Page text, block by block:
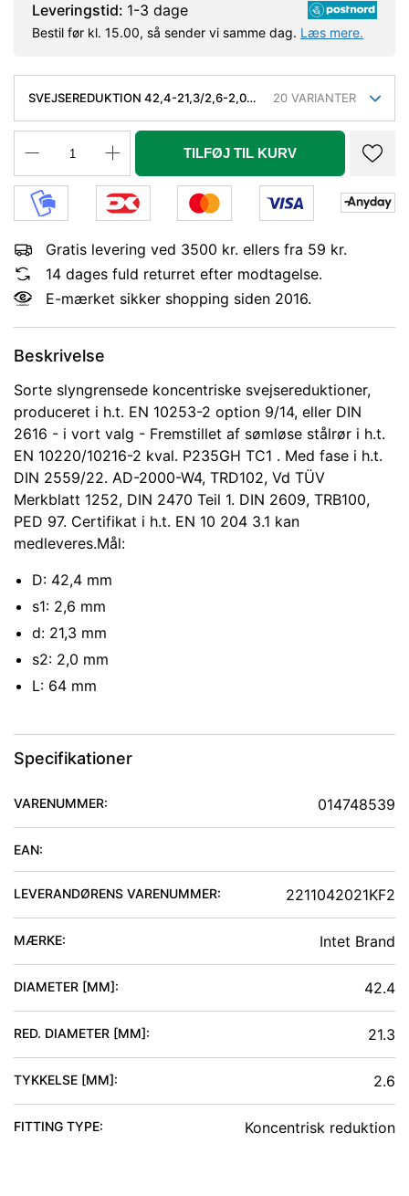
Leveringstid: 1-3 dage
Bestil før kl. 15.00, så sender vi samme dag. Læs mere.
SVEJSEREDUKTION 42,4-21,3/2,6-2,0
P235GH, EN 10253-2/RK2 TYPE B.
20 VARIANTER
TILFØJ TIL KURV
Gratis levering ved 3500 kr. ellers fra 59 kr.
14 dages fuld returret efter modtagelse.
E-mærket sikker shopping siden 2016.
Beskrivelse
Sorte slyngrensede koncentriske svejsereduktioner,
produceret i h.t. EN 10253-2 option 9/14, eller DIN
2616 - i vort valg - Fremstillet af sømløse stålrør i h.t.
EN 10220/10216-2 kval. P235GH TC1 . Med fase i h.t.
DIN 2559/22. AD-2000-W4, TRD102, Vd TÜV
Merkblatt 1252, DIN 2470 Teil 1. DIN 2609, TRB100,
PED 97. Certifikat i h.t. EN 10 204 3.1 kan
medleveres.Mål:
D: 42,4 mm
s1: 2,6 mm
d: 21,3 mm
s2: 2,0 mm
L: 64 mm
Specifikationer
VARENUMMER: 014748539
EAN:
LEVERANDØRENS VARENUMMER: 2211042021KF2
MÆRKE: Intet Brand
DIAMETER [MM]: 42.4
RED. DIAMETER [MM]: 21.3
TYKKELSE [MM]: 2.6
FITTING TYPE: Koncentrisk reduktion